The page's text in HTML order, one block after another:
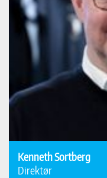
Kenneth Sortberg
Direktør